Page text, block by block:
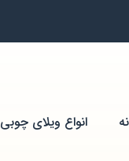
انواع ویلای چوبی